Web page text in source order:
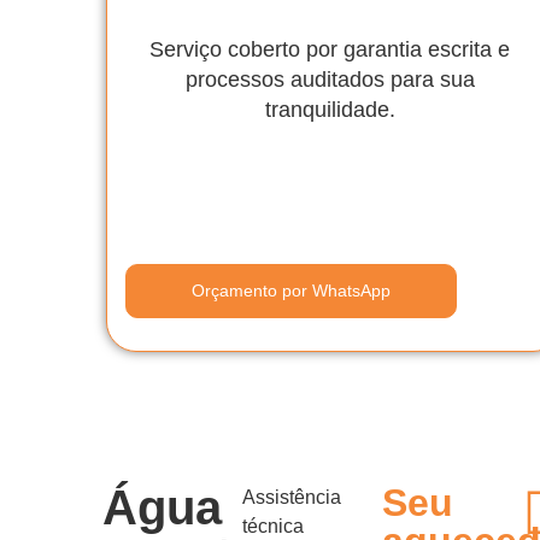
Serviço coberto por garantia escrita e
processos auditados para sua
tranquilidade.
Orçamento por WhatsApp
Água
Assistência
técnica
Seu